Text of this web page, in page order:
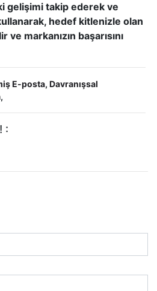
gelişimi takip ederek ve
hedef kitlenizle olan
ve markanızın başarısını
E-posta, Davranışsal
,
: